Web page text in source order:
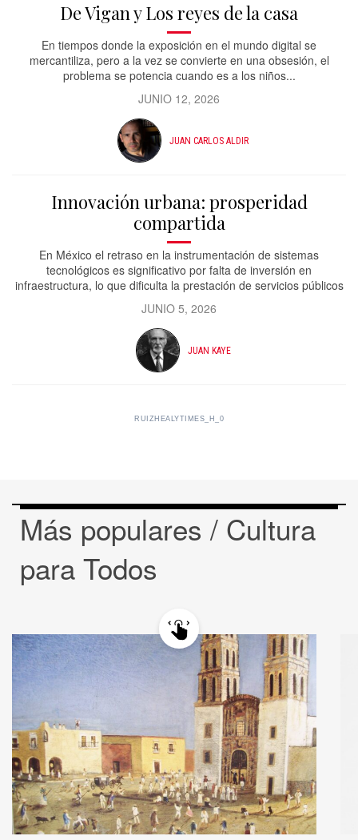
De Vigan y Los reyes de la casa
En tiempos donde la exposición en el mundo digital se
mercantiliza, pero a la vez se convierte en una obsesión, el
problema se potencia cuando es a los niños...
JUNIO 12, 2026
JUAN CARLOS ALDIR
Innovación urbana: prosperidad
compartida
En México el retraso en la instrumentación de sistemas
tecnológicos es significativo por falta de inversión en
infraestructura, lo que dificulta la prestación de servicios públicos
JUNIO 5, 2026
JUAN KAYE
RUIZHEALYTIMES_H_0
Más populares / Cultura
para Todos